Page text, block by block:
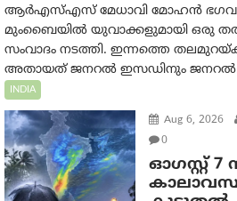
ആർ‌എസ്‌എസ് മേധാവി മോഹൻ
മുംബൈയിൽ യുവാക്കളുമായി ഒരു
സംവാദം നടത്തി. ഇന്നത്തെ
അതായത് ജനറൽ ഇസഡിനും
INDIA
Aug 6, 2026
0
ഓഗസ്റ്റ് 7